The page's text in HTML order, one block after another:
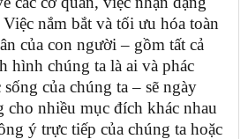
nắm bắt và tối ưu hóa toàn
của con người – gồm tất cả
hình chúng ta là ai và phác
của chúng ta – sẽ ngày
cho nhiều mục đích khác nhau
ý trực tiếp của chúng ta hoặc